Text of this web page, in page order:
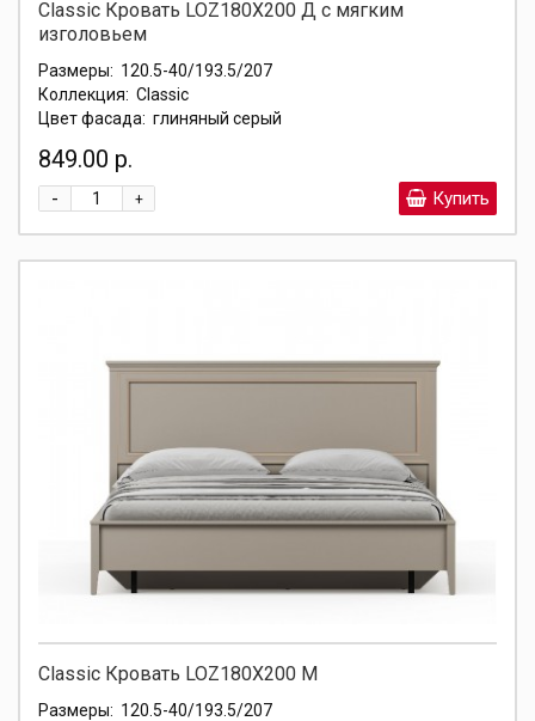
Classic Кровать LOZ180X200 Д с мягким
изголовьем
Размеры: 120.5-40/193.5/207
Коллекция: Classic
Цвет фасада: глиняный серый
849.00 р.
+
- Купить
Classic Кровать LOZ180X200 М
Размеры: 120.5-40/193.5/207